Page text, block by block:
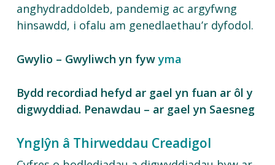
anghydraddoldeb, pandemig ac argyfwng
hinsawdd, i ofalu am genedlaethau’r dyfodol.
Gwylio – Gwyliwch yn fywyma
Bydd recordiad hefyd ar gael yn fuan ar ôl y
digwyddiad. Penawdau – ar gael yn Saesneg
Ynglŷn â Thirweddau Creadigol